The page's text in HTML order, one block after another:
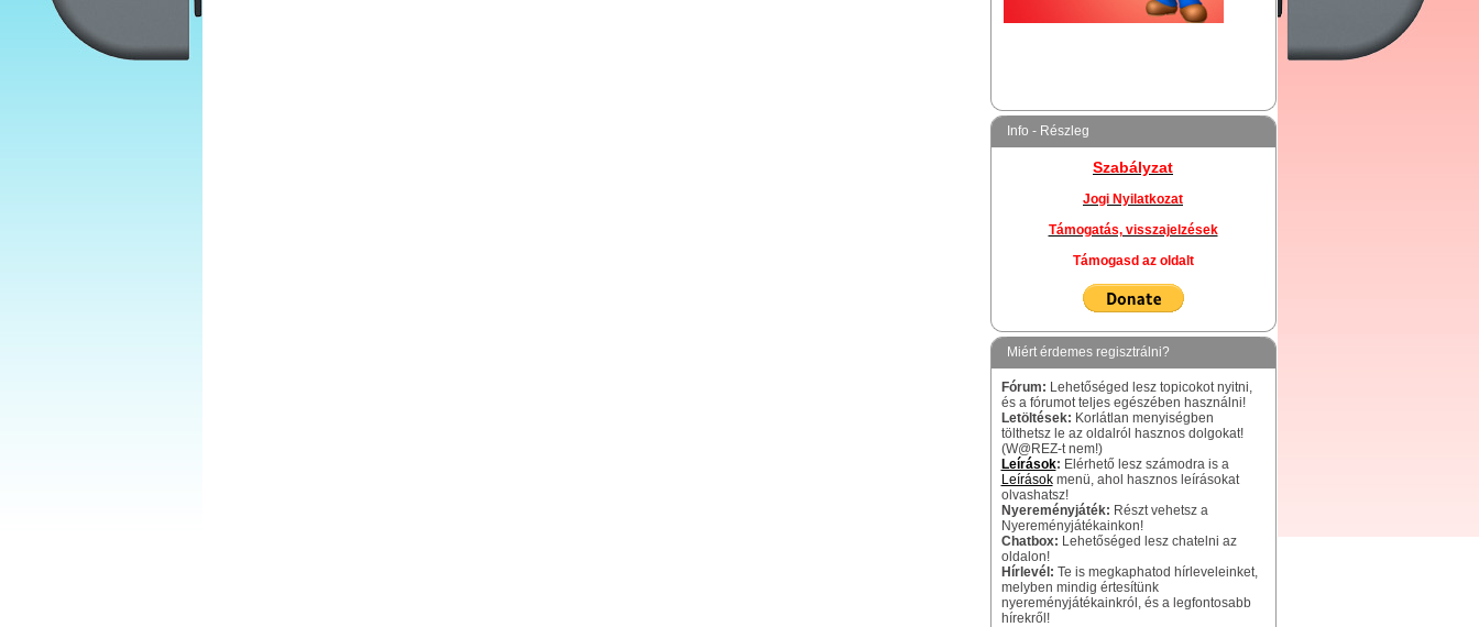
Info - Részleg
Szabályzat
Jogi Nyilatkozat
Támogatás, visszajelzések
Támogasd az oldalt
Miért érdemes regisztrálni?
Fórum: Lehetőséged lesz topicokot nyitni,
és a fórumot teljes egészében használni!
Letöltések: Korlátlan menyiségben
tölthetsz le az oldalról hasznos dolgokat!
(W@REZ-t nem!)
Leírások: Elérhető lesz számodra is a
Leírásokmenü, ahol hasznos leírásokat
olvashatsz!
Nyereményjáték: Részt vehetsz a
Nyereményjátékainkon!
Chatbox: Lehetőséged lesz chatelni az
oldalon!
Hírlevél: Te is megkaphatod hírleveleinket,
melyben mindig értesítünk
nyereményjátékainkról, és a legfontosabb
hírekről!